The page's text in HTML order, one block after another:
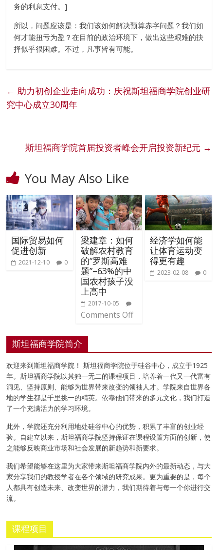
务的利息支付。]
所以，问题应该是：我们该如何解决预算赤字问题？我们如
何才能扭亏为盈？在目前的政治环境下，做出这些艰难的抉
择似乎很困难。不过，凡事皆有可能。
← 助力初创企业走向成功：庆祝斯坦福商学院创业研
究中心成立30周年
斯坦福商学院首届投资者峰会开启投资新纪元 →
You May Also Like
国际贸易如何
促进创新
2021-12-10 0
梁建章：如何
破解农村教育
的“罗斯高难
题”–63%的中
国农村孩子没
上高中
2017-10-05
Comments Off
经济学如何能
让体育运动变
得更有趣
2023-02-08 0
斯坦福商学院简介
欢迎来到斯坦福商学院！ 斯坦福商学院位于硅谷中心，成立于1925
年。斯坦福商学院以其独一无二的课程项目，培养着一代又一代富有
洞见、坚持原则、能够为世界带来改变的领袖人才。学院来自世界各
地的学生都是千里挑一的精英。依靠他们带来的多元文化，我们打造
了一个充满活力的学习环境。
此外，学院还充分利用地处硅谷中心的优势，积累了丰富的创业经
验。自建立以来，斯坦福商学院坚持保证在课程设置方面的创新，使
之能够反映商业市场和社会发展的新趋势和新要求。
我们希望能够在这里为大家带来斯坦福商学院内外的最新动态，与大
家分享我们的教授学者在各个领域的研究成果。更为重要的是，每个
人都具有创造未来、改变世界的潜力，我们期待着与每一个你进行交
流。
课程项目